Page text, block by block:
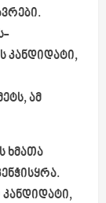
კანდიდატი,
ამ
ხმათა
კანდიდატი,